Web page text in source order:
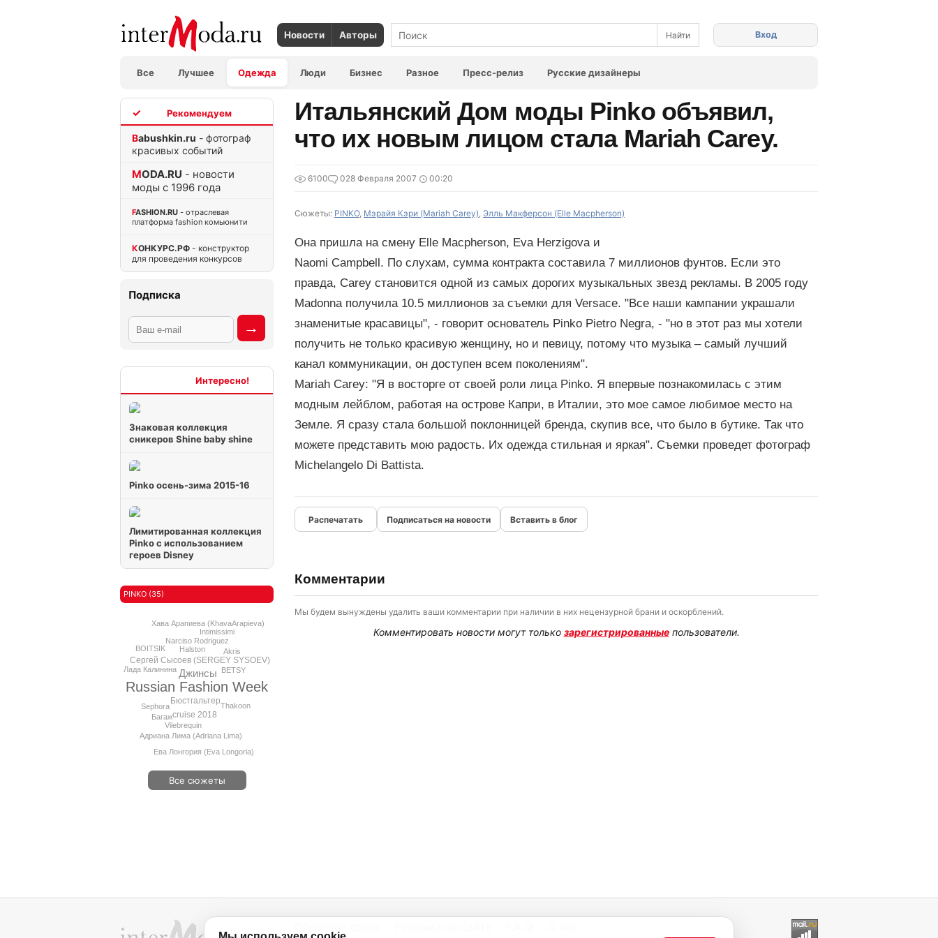
Новости Авторы
Все Лучшее Одежда Люди Бизнес Разное Пресс-релиз Русские дизайнеры
Вход
Babushkin.ru - фотограф
красивых событий
MODA.RU - новости
моды с 1996 года
FASHION.RU - отраслевая
платформа fashion комьюнити
КОНКУРС.РФ - конструктор
для проведения конкурсов
Подписка
Знаковая коллекция
сникеров Shine baby shine
Pinko осень-зима 2015-16
Лимитированная коллекция
Pinko с использованием
героев Disney
PINKO (35)
Russian Fashion Week
Джинсы
Бюстгальтер
cruise 2018
Сергей Сысоев (SERGEY SYSOEV)
Vilebrequin
BETSY
Halston
Адриана Лима (Adriana Lima)
Narciso Rodriguez
Intimissimi
Ева Лонгория (Eva Longoria)
Thakoon
Sephora
Лада Калинина
Хава Арапиева (KhavaArapieva)
Akris
BOITSIK
Багаж
Все сюжеты
Итальянский Дом моды Pinko объявил,
что их новым лицом стала Mariah Carey.
6100 028 Февраля 2007 00:20
Сюжеты: PINKO, Мэрайя Кэри (Mariah Carey), Элль Макферсон (Elle Macpherson)
Она пришла на смену Elle Macpherson, Eva Herzigova и
Naomi Campbell. По слухам, сумма контракта составила 7 миллионов фунтов. Если это
правда, Carey становится одной из самых дорогих музыкальных звезд рекламы. В 2005 году
Madonna получила 10.5 миллионов за съемки для Versace. "Все наши кампании украшали
знаменитые красавицы", - говорит основатель Pinko Pietro Negra, - "но в этот раз мы хотели
получить не только красивую женщину, но и певицу, потому что музыка – самый лучший
канал коммуникации, он доступен всем поколениям".
Mariah Carey: "Я в восторге от своей роли лица Pinko. Я впервые познакомилась с этим
модным лейблом, работая на острове Капри, в Италии, это мое самое любимое место на
Земле. Я сразу стала большой поклонницей бренда, скупив все, что было в бутике. Так что
можете представить мою радость. Их одежда стильная и яркая". Съемки проведет фотограф
Michelangelo Di Battista.
Подписаться на новости Вставить в блог
Комментарии
Мы будем вынуждены удалить ваши комментарии при наличии в них нецензурной брани и оскорблений.
Комментировать новости могут только зарегистрированныепользователи.